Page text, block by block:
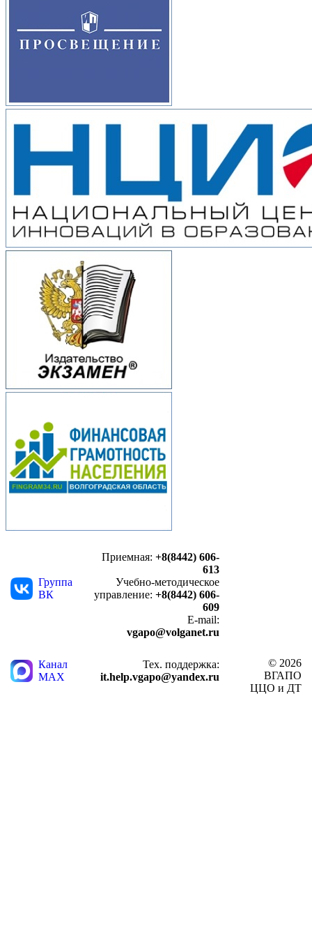
Группа
ВК
Приемная: +8(8442) 606-
613
Учебно-методическое
управление: +8(8442) 606-
609
E-mail:
vgapo@volganet.ru
Канал
MAX
Тех. поддержка:
it.help.vgapo@yandex.ru
© 2026
ВГАПО
ЦЦО и ДТ